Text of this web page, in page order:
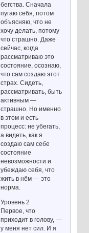
бегства. Сначала
пугаю себя, потом
объясняю, что не
хочу делать, потому
что страшно. Даже
сейчас, когда
рассматриваю это
состояние, осознаю,
что сам создаю этот
страх. Сидеть,
рассматривать, быть
активным —
страшно. Но именно
в этом и есть
процесс: не убегать,
а видеть, как я
создаю сам себе
состояние
невозможности и
убеждаю себя, что
жить в нём — это
норма.
Уровень 2
Первое, что
приходит в голову, —
у меня нет сил. И я